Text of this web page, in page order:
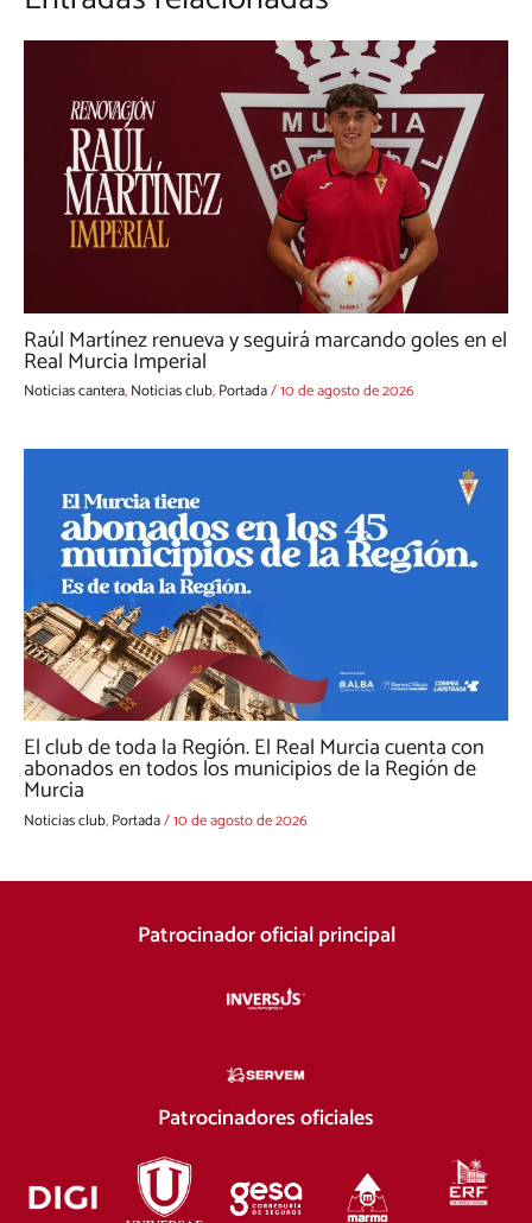
Raúl Martínez renueva y seguirá marcando goles en el
Real Murcia Imperial
Noticias cantera,Noticias club,Portada/10 de agosto de 2026
El club de toda la Región. El Real Murcia cuenta con
abonados en todos los municipios de la Región de
Murcia
Noticias club,Portada/10 de agosto de 2026
Patrocinador oficial principal
Patrocinadores oficiales